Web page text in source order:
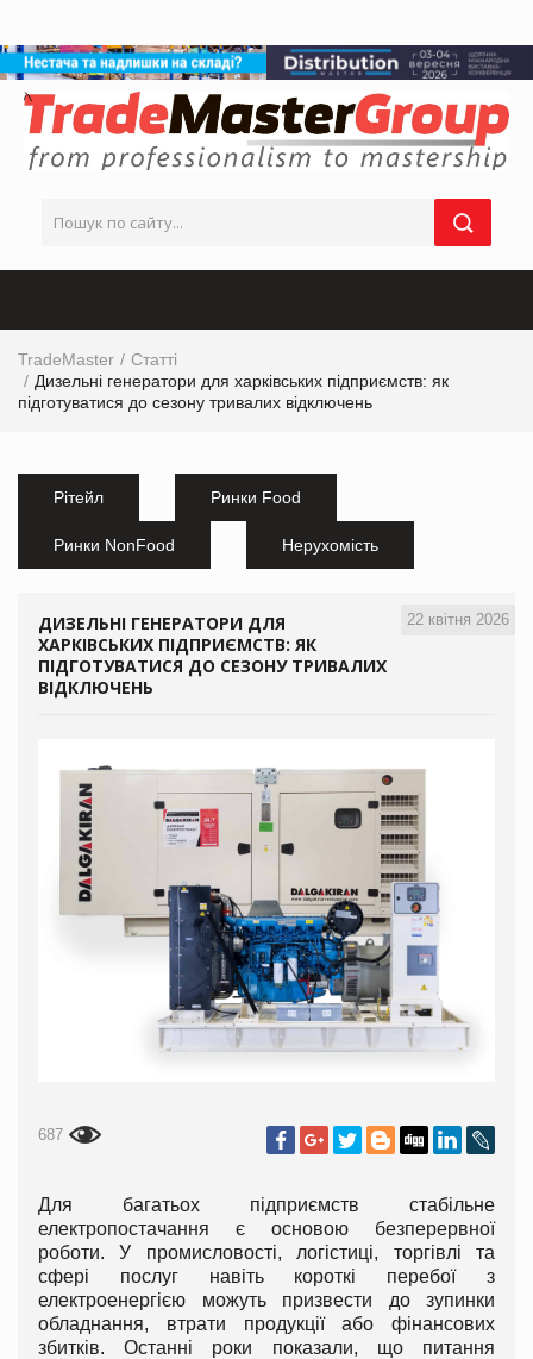
TradeMaster
Статті
Дизельні генератори для харківських підприємств: як
підготуватися до сезону тривалих відключень
Рітейл Ринки Food
Ринки NonFood Нерухомість
22 квітня 2026
ДИЗЕЛЬНІ ГЕНЕРАТОРИ ДЛЯ
ХАРКІВСЬКИХ ПІДПРИЄМСТВ: ЯК
ПІДГОТУВАТИСЯ ДО СЕЗОНУ ТРИВАЛИХ
ВІДКЛЮЧЕНЬ
687
Для багатьох підприємств стабільне
електропостачання є основою безперервної
роботи. У промисловості, логістиці, торгівлі та
сфері послуг навіть короткі перебої з
електроенергією можуть призвести до зупинки
обладнання, втрати продукції або фінансових
збитків. Останні роки показали, що питання